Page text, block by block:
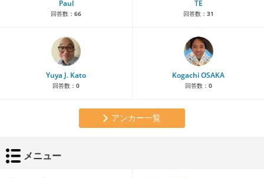
Paul
回答数： 66
TE
回答数： 31
Yuya J. Kato
回答数： 0
Kogachi OSAKA
回答数： 0
アンカー一覧
メニュー